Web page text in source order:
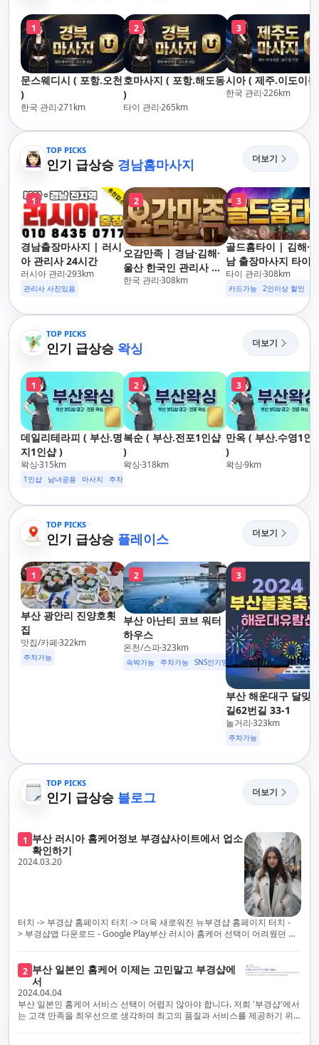
1
문스웨디시 ( 포항.오천
)
한국 관리 271km
2
호마사지 ( 포항.해도동
)
타이 관리 265km
3
시아 ( 제주.이도이
한국 관리 226km
TOP PICKS
인기 급상승 경남홈마사지 더보기
1
경남출장마사지 | 러시
아 관리사 24시간
러시아 관리 293km
관리사 사진있음
2
오감만족 | 경남·김해·
울산 한국인 관리사 출
장마사지
한국 관리 308km
3
골드홈타이 | 김해·경
남 출장마사지 타이·
로마·스웨디시
타이 관리 308km
카드가능 2인이상 할인
TOP PICKS
인기 급상승 왁싱 더보기
1
데일리테라피 ( 부산.명
지1인샵 )
왁싱315km
1인샵 남녀공용 마사지 주차가능
2
복순 ( 부산.전포1인샵
)
왁싱318km
3
만옥 ( 부산.수영1인
)
왁싱9km
TOP PICKS
인기 급상승 플레이스 더보기
1
부산 광안리 진양호횟
집
맛집/카페322km
주차가능
2
부산 아난티 코브 워터
하우스
온천/스파323km
숙박가능 주차가능 SNS인기명소
3
부산 해운대구 달맞
길62번길 33-1
놀거리 323km
주차가능
TOP PICKS
인기 급상승 블로그 더보기
1 부산 러시아 홈케어정보 부경샵사이트에서 업소
확인하기
2024.03.20
터치 -> 부경샵 홈페이지 터치 -> 더욱 새로워진 뉴부경샵 홈페이지 터치 -
> 부경샵앱 다운로드 - Google Play부산 러시아 홈케어 선택이 어려웠던 시
스의 모든 과정을 후불제로 운영합니다. 이는 고객님의 최대 편의를 보장하
기 위한 부경샵의 약속입니다.부경샵은 현장에서 바로 고객님께 서비스를
제공하는 깨끗하고 전문적으로 훈련된 관리사들을 다수 보유하고 있음을 자
랑스럽게 생각합니다. 이는 프리미엄 부산 러시아 홈케어 경험을 제공하기
위한 부경샵의 노력의 일환입니다.현 시대의 불확실성 속에서, 안전은 부경
2 부산 일본인 홈케어 이제는 고민말고 부경샵에
서
2024.04.04
부산 일본인 홈케어 서비스 선택이 어렵지 않아야 합니다. 저희 '부경샵'에서
는 고객 만족을 최우선으로 생각하며 최고의 품질과 서비스를 제공하기 위